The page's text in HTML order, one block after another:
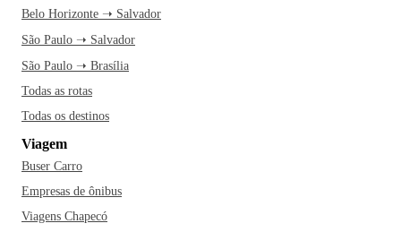
Belo Horizonte ➝ Salvador
São Paulo ➝ Salvador
São Paulo ➝ Brasília
Todas as rotas
Todas os destinos
Viagem
Buser Carro
Empresas de ônibus
Viagens Chapecó